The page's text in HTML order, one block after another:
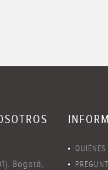
Bogotá,
QUIÉNES